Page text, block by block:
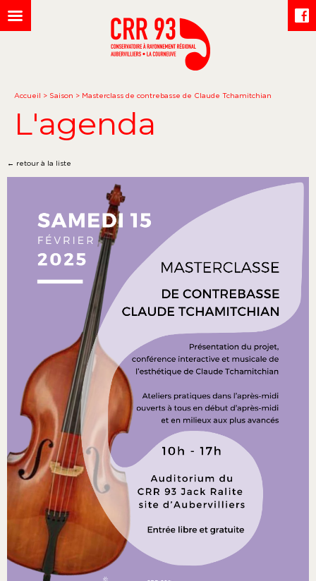
Accueil > Saison > Masterclass de contrebasse de Claude Tchamitchian
L'agenda
← retour à la liste